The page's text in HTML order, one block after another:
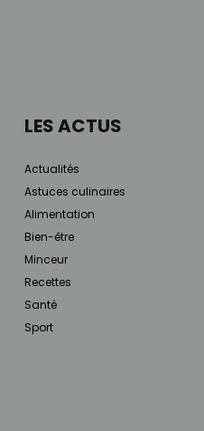
LES ACTUS
Actualités
Astuces culinaires
Alimentation
Bien-être
Minceur
Recettes
Santé
Sport